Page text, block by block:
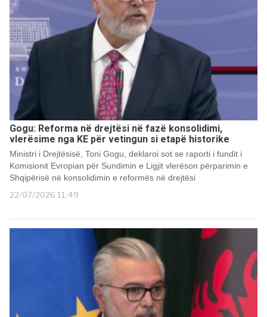
Gogu: Reforma në drejtësi në fazë konsolidimi,
vlerësime nga KE për vetingun si etapë historike
Ministri i Drejtësisë, Toni Gogu, deklaroi sot se raporti i fundit i
Komisionit Evropian për Sundimin e Ligjit vlerëson përparimin e
Shqipërisë në konsolidimin e reformës në drejtësi
22/07/2026 11:49